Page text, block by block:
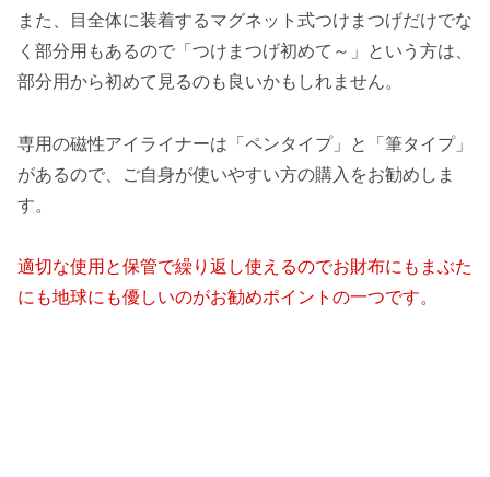
また、目全体に装着するマグネット式つけまつげだけでな
く部分用もあるので「つけまつげ初めて～」という方は、
部分用から初めて見るのも良いかもしれません。
専用の磁性アイライナーは「ペンタイプ」と「筆タイプ」
があるので、ご自身が使いやすい方の購入をお勧めしま
す。
適切な使用と保管で繰り返し使えるのでお財布にもまぶた
にも地球にも優しいのがお勧めポイントの一つです。